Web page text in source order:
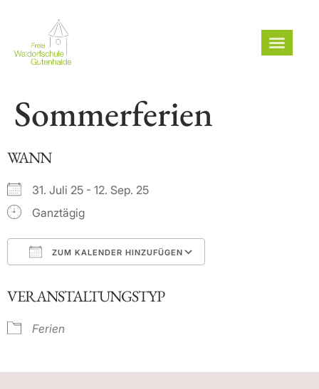
Sommerferien
WANN
31. Juli 25 - 12. Sep. 25
Ganztägig
ZUM KALENDER HINZUFÜGEN
VERANSTALTUNGSTYP
Ferien